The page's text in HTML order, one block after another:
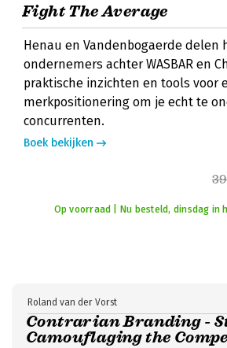
Fight The Average
Henau en Vandenbogaerde delen
ondernemers achter WASBAR en
praktische inzichten en tools voor
merkpositionering om je echt te
concurrenten.
Boek bekijken
Op voorraad | Nu besteld, dinsdag in
Contrarian Branding -
Camouflaging the
Roland van der Vorst